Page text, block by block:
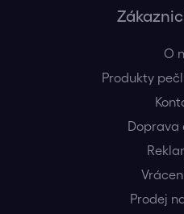
O
Produkty
Doprava
Prodej